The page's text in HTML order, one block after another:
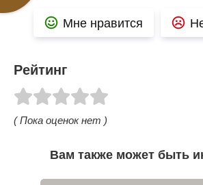
Мне нравится
Рейтинг
( Пока оценок нет )
Вам также может быть